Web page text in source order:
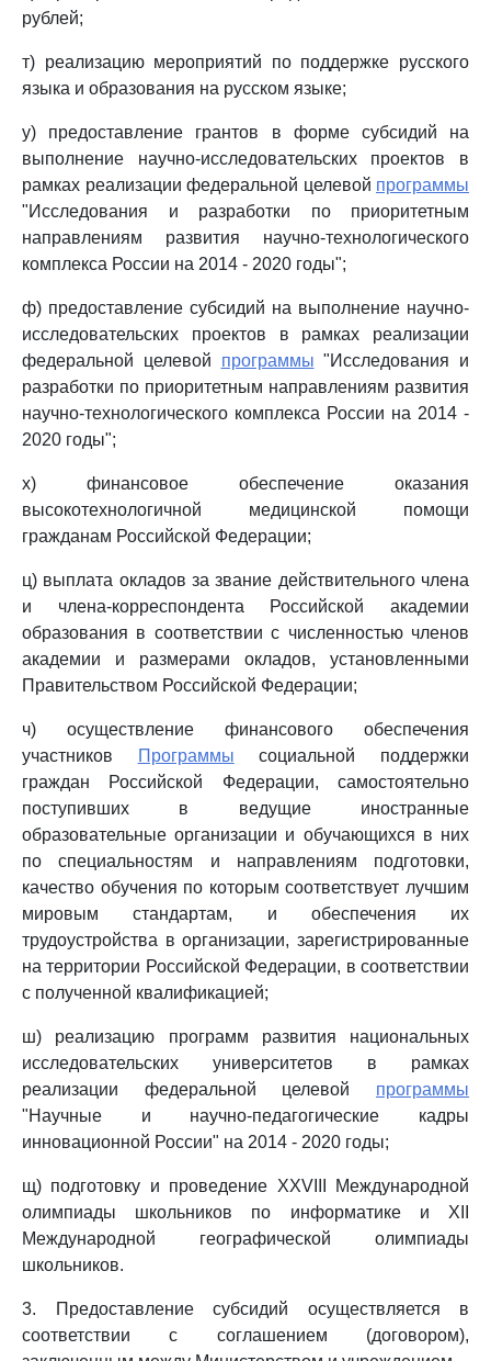
рублей;
т) реализацию мероприятий по поддержке русского
языка и образования на русском языке;
у) предоставление грантов в форме субсидий на
выполнение научно-исследовательских проектов в
рамках реализации федеральной целевой программы
"Исследования и разработки по приоритетным
направлениям развития научно-технологического
комплекса России на 2014 - 2020 годы";
ф) предоставление субсидий на выполнение научно-
исследовательских проектов в рамках реализации
федеральной целевой программы "Исследования и
разработки по приоритетным направлениям развития
научно-технологического комплекса России на 2014 -
2020 годы";
х) финансовое обеспечение оказания
высокотехнологичной медицинской помощи
гражданам Российской Федерации;
ц) выплата окладов за звание действительного члена
и члена-корреспондента Российской академии
образования в соответствии с численностью членов
академии и размерами окладов, установленными
Правительством Российской Федерации;
ч) осуществление финансового обеспечения
участников
Программы социальной поддержки
граждан Российской Федерации, самостоятельно
поступивших в ведущие иностранные
образовательные организации и обучающихся в них
по специальностям и направлениям подготовки,
качество обучения по которым соответствует лучшим
мировым стандартам, и обеспечения их
трудоустройства в организации, зарегистрированные
на территории Российской Федерации, в соответствии
с полученной квалификацией;
ш) реализацию программ развития национальных
исследовательских университетов в рамках
реализации федеральной целевой программы
"Научные и научно-педагогические кадры
инновационной России" на 2014 - 2020 годы;
щ) подготовку и проведение XXVIII Международной
олимпиады школьников по информатике и XII
Международной географической олимпиады
школьников.
3. Предоставление субсидий осуществляется в
соответствии с соглашением (договором),